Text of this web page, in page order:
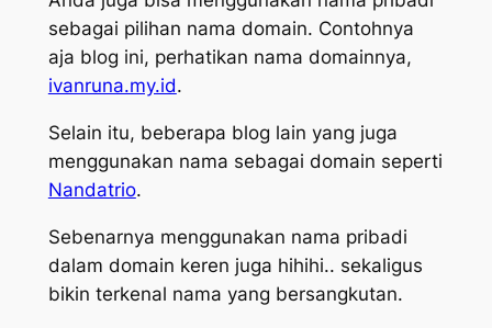
sebagai pilihan nama domain. Contohnya
aja blog ini, perhatikan nama domainnya,
ivanruna.my.id.
Selain itu, beberapa blog lain yang juga
menggunakan nama sebagai domain seperti
Nandatrio.
Sebenarnya menggunakan nama pribadi
dalam domain keren juga hihihi.. sekaligus
bikin terkenal nama yang bersangkutan.